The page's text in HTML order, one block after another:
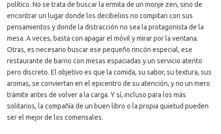
político. No se trata de buscar la ermita de un monje zen, sino de
encontrar un lugar donde los decibelios no compitan con sus
pensamientos y donde la distracción no sea la protagonista de la
mesa. A veces, basta con apagar el móvil y mirar por la ventana.
Otras, es necesario buscar ese pequeño rincón especial, ese
restaurante de barrio con mesas espaciadas y un servicio atento
pero discreto. El objetivo es que la comida, su sabor, su textura, sus
aromas, se conviertan en el epicentro de su atención, y no un mero
trámite antes de volver a la carga. Y sí, incluso para los más
solitarios, la compañía de un buen libro o la propia quietud pueden
ser el mejor de los comensales.